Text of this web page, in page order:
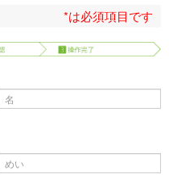
*は必須項目です